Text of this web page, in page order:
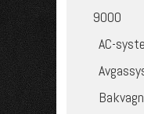
9000
AC-
Bakvagn